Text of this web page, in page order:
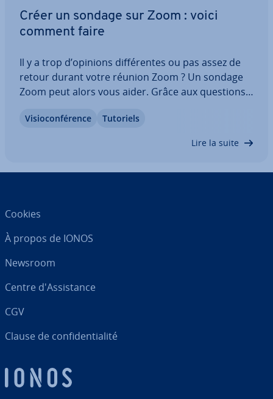
Créer un sondage sur Zoom : voici
comment faire
Il y a trop d’opinions dif­fé­rentes ou pas assez de
retour durant votre réunion Zoom ? Un sondage
Zoom peut alors vous aider. Grâce aux questions à
opinions des par­ti­ci­pants et té­lé­char­ger le rapport
Vi­sio­con­fé­rence Tutoriels
Lire la suite
Cookies
À propos de IONOS
Newsroom
Centre d'As­sis­tance
CGV
Clause de con­fi­den­tia­lité